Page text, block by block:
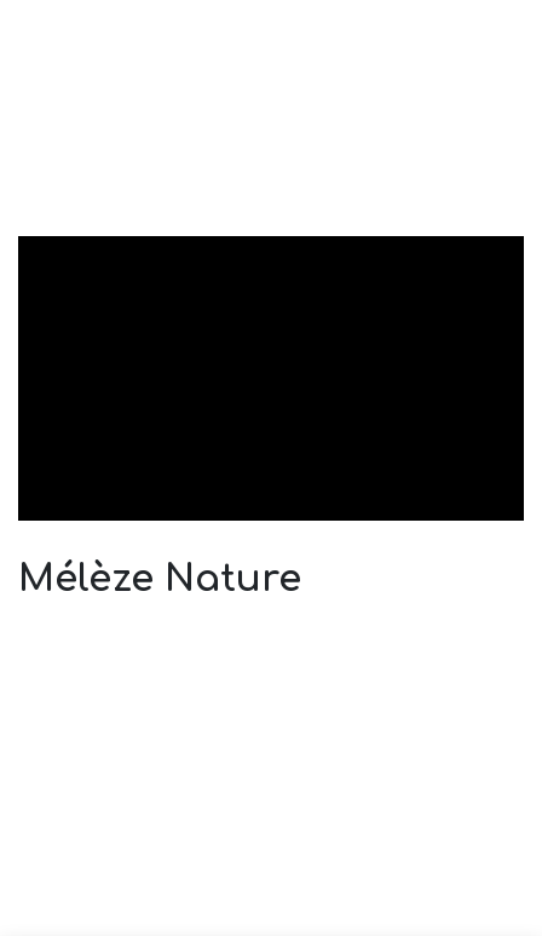
Mélèze Nature